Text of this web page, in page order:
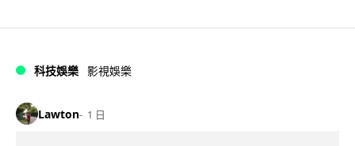
科技娛樂 影視娛樂
Lawton 1 日